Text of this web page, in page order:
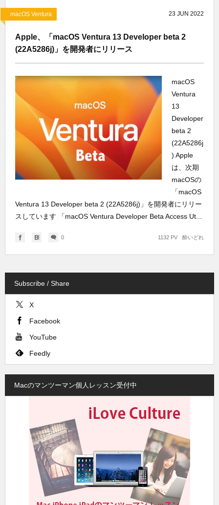
macOS Ventura 23 JUN 2022
Apple、「macOS Ventura 13 Developer beta 2
(22A5286j)」を開発者にリリース
macOS
Ventura
13
Developer
beta 2
(22A5286j
) Apple
は、次期
macOSの
「macOS
Ventura 13 Developer beta 2 (22A5286j)」を開発者にリリー
スしています 「macOS Ventura Developer Beta Access Ut...
0 酔いどれ
1132 PV
Subscribe / Share
X
Facebook
YouTube
Feedly
Macのマンツーマン個人レッスン受付中